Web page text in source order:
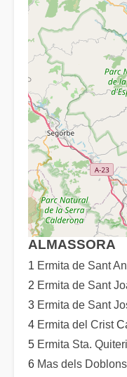
ALMASSORA
1 Ermita de Sant
2 Ermita de Sant
3 Ermita de Sant
4 Ermita del Crist
5 Ermita Sta.
6 Mas dels Doblons